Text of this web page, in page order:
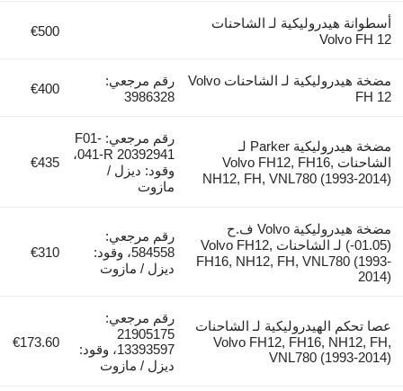
أسطوانة هيدروليكية لـ الشاحنات
Volvo FH 12
€500
مضخة هيدروليكية لـ الشاحنات Volvo
FH 12
رقم مرجعي:
3986328
€400
مضخة هيدروليكية Parker لـ
الشاحنات Volvo FH12, FH16,
NH12, FH, VNL780 (1993-2014)
رقم مرجعي: F01-
041-R 20392941،
وقود: ديزل /
مازوت
€435
مضخة هيدروليكية Volvo ف.ح
(01.05-) لـ الشاحنات Volvo FH12,
FH16, NH12, FH, VNL780 (1993-
2014)
رقم مرجعي:
584558، وقود:
ديزل / مازوت
€310
عصا تحكم الهيدروليكية لـ الشاحنات
Volvo FH12, FH16, NH12, FH,
VNL780 (1993-2014)
رقم مرجعي:
21905175
13393597، وقود:
ديزل / مازوت
€173.60